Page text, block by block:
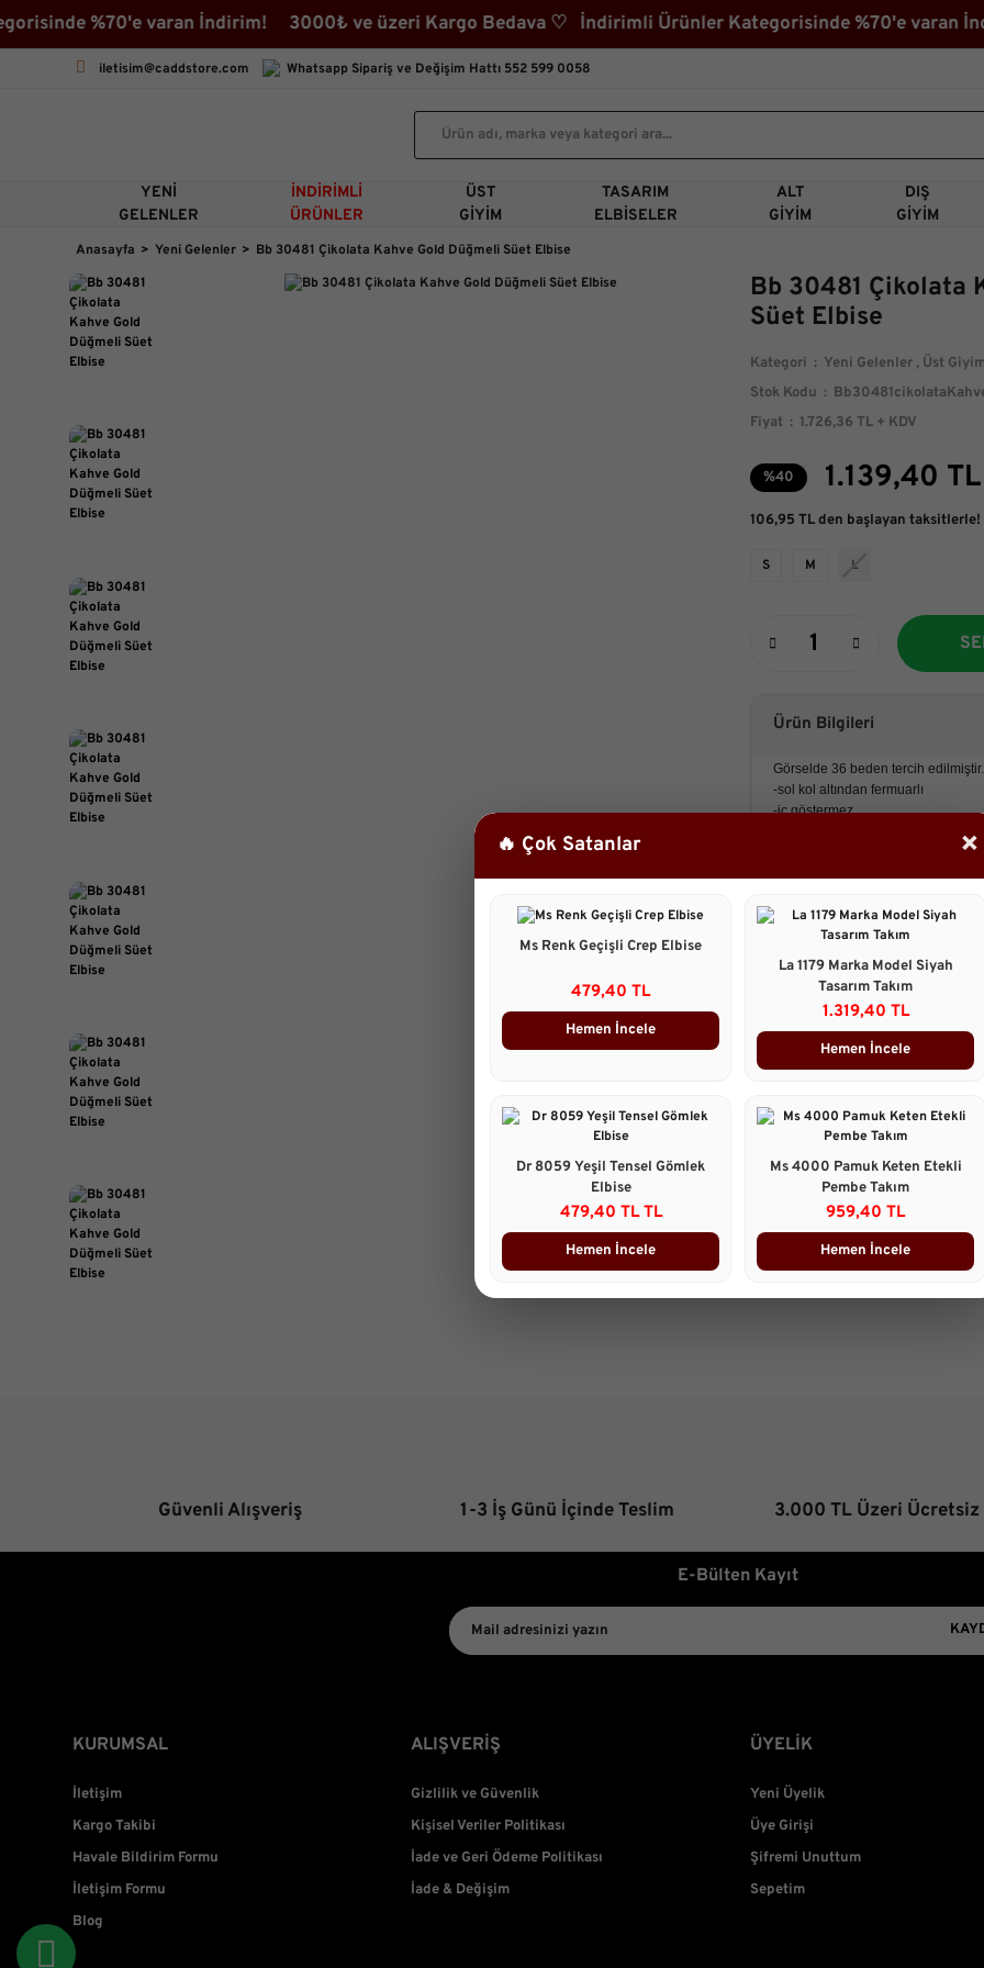
%70'e varan İndirim! 3000₺ ve üzeri Kargo Bedava ♡ İndirimli Ürünler Kategorisinde %70'e varan
iletisim@caddstore.com Whatsapp Sipariş ve Değişim Hattı 552 599 0058
YENI
GELENLER
İNDIRIMLI
ÜRÜNLER
ÜST
GIYIM
TASARIM
ELBISELER
ALT
GIYIM
DIŞ
GIYIM
🔥 Çok Satanlar ×
Ms Renk Geçişli Crep Elbise
479,40 TL
Hemen İncele
La 1179 Marka Model Siyah
Tasarım Takım
1.319,40 TL
Hemen İncele
Dr 8059 Yeşil Tensel Gömlek
Elbise
479,40 TL TL
Hemen İncele
Ms 4000 Pamuk Keten Etekli
Pembe Takım
959,40 TL
Hemen İncele
Anasayfa Yeni Gelenler Bb 30481 Çikolata Kahve Gold Düğmeli Süet Elbise
Bb 30481 Çikolata
Süet Elbise
Kategori Yeni Gelenler , Üst Giyim
Stok Kodu
Fiyat
1.726,36 TL + KDV
%40 1.139,40 TL
106,95 TL den başlayan taksitlerle!
S M L
Ürün Bilgileri
Görselde 36 beden tercih
-sol kol altından fermuarlı
-iç göstermez.
(L) Bedenini (Xl) bedenlerde
Boy:120 cm
Manken:
Göğüs :88 cm
Bel :67cm
Taksit Seçenekleri
Ürün Yorumları
Önerileriniz
Bu ürünün fiyat bilgisi, resim,
Bu ürüne benzer farklı
Güvenli Alışveriş 1-3 İş Günü İçinde Teslim 3.000 TL Üzeri Ücretsiz
E-Bülten Kayıt
KURUMSAL
İletişim
Kargo Takibi
Havale Bildirim Formu
İletişim Formu
Blog
ALIŞVERİŞ
Gizlilik ve Güvenlik
Kişisel Veriler Politikası
İade ve Geri Ödeme Politikası
İade & Değişim
ÜYELİK
Yeni Üyelik
Üye Girişi
Şifremi Unuttum
Sepetim